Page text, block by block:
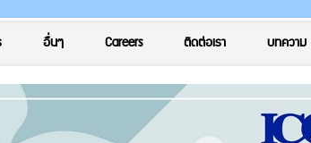
อื่นๆ Careers ติดต่อเรา บทความ